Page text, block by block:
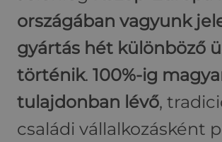
országában vagyunk
gyártás hét különböző
történik. 100%-ig
tulajdonban lévő,
családi vállalkozásként